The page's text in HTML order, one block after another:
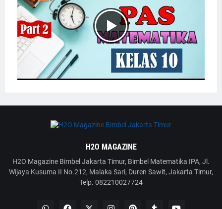
H2O MAGAZINE
H2O Magazine Bimbel Jakarta Timur, Bimbel Matematika IPA, Jl.
Wijaya Kusuma II No.212, Malaka Sari, Duren Sawit, Jakarta Timur,
Telp. 082210027724